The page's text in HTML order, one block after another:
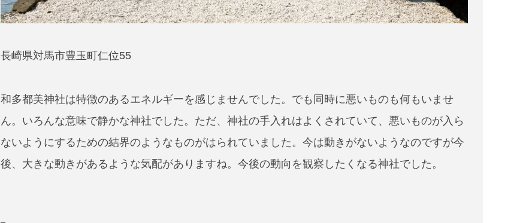
長崎県対馬市豊玉町仁位55
和多都美神社は特徴のあるエネルギーを感じませんでした。でも同時に悪いものも何もいませ
ん。いろんな意味で静かな神社でした。ただ、神社の手入れはよくされていて、悪いものが入ら
ないようにするための結界のようなものがはられていました。今は動きがないようなのですが今
後、大きな動きがあるような気配がありますね。今後の動向を観察したくなる神社でした。